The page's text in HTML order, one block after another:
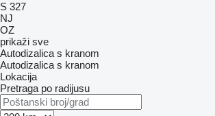
S 327
NJ
OZ
prikaži sve
Autodizalica s kranom
Autodizalica s kranom
Lokacija
Pretraga po radijusu